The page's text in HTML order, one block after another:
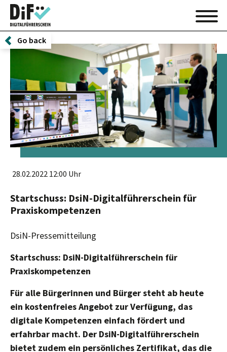
Go back
28.02.2022 12:00 Uhr
Startschuss: DsiN-Digitalführerschein für
Praxiskompetenzen
DsiN-Pressemitteilung
Startschuss: DsiN-Digitalführerschein für
Praxiskompetenzen
Für alle Bürgerinnen und Bürger steht ab heute
ein kostenfreies Angebot zur Verfügung, das
digitale Kompetenzen einfach fördert und
erfahrbar macht. Der DsiN-Digitalführerschein
bietet zudem ein persönliches Zertifikat, das die